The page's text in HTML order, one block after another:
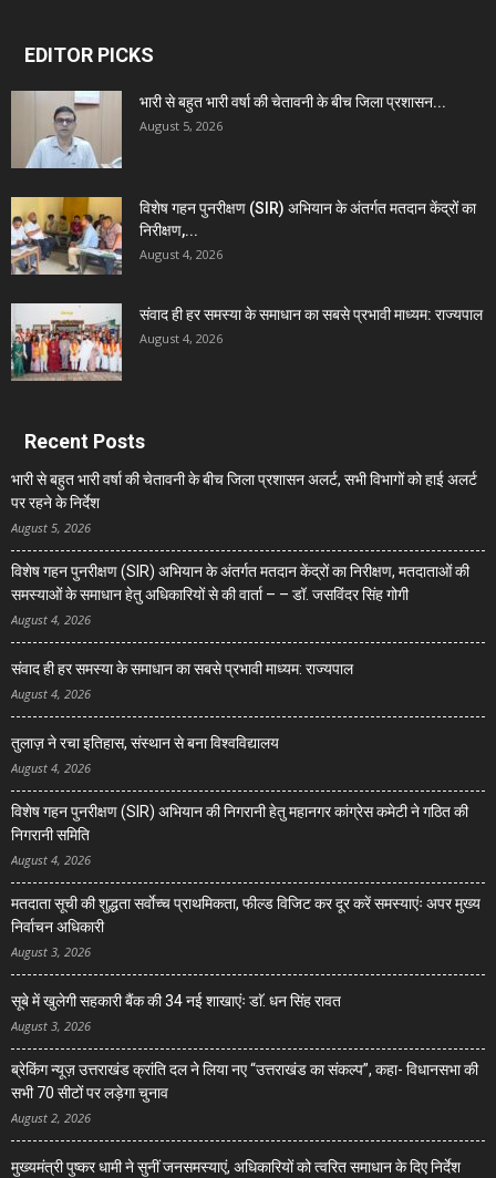
EDITOR PICKS
भारी से बहुत भारी वर्षा की चेतावनी के बीच जिला प्रशासन...
August 5, 2026
विशेष गहन पुनरीक्षण (SIR) अभियान के अंतर्गत मतदान केंद्रों का
निरीक्षण,...
August 4, 2026
संवाद ही हर समस्या के समाधान का सबसे प्रभावी माध्यम: राज्यपाल
August 4, 2026
Recent Posts
भारी से बहुत भारी वर्षा की चेतावनी के बीच जिला प्रशासन अलर्ट, सभी विभागों को हाई अलर्ट
पर रहने के निर्देश
August 5, 2026
विशेष गहन पुनरीक्षण (SIR) अभियान के अंतर्गत मतदान केंद्रों का निरीक्षण, मतदाताओं की
समस्याओं के समाधान हेतु अधिकारियों से की वार्ता – – डॉ. जसविंदर सिंह गोगी
August 4, 2026
संवाद ही हर समस्या के समाधान का सबसे प्रभावी माध्यम: राज्यपाल
August 4, 2026
तुलाज़ ने रचा इतिहास, संस्थान से बना विश्वविद्यालय
August 4, 2026
विशेष गहन पुनरीक्षण (SIR) अभियान की निगरानी हेतु महानगर कांग्रेस कमेटी ने गठित की
निगरानी समिति
August 4, 2026
मतदाता सूची की शुद्धता सर्वाेच्च प्राथमिकता, फील्ड विजिट कर दूर करें समस्याएंः अपर मुख्य
निर्वाचन अधिकारी
August 3, 2026
सूबे में खुलेगी सहकारी बैंक की 34 नई शाखाएंः डाॅ. धन सिंह रावत
August 3, 2026
ब्रेकिंग न्यूज़ उत्तराखंड क्रांति दल ने लिया नए “उत्तराखंड का संकल्प”, कहा- विधानसभा की
सभी 70 सीटों पर लड़ेगा चुनाव
August 2, 2026
मुख्यमंत्री पुष्कर धामी ने सुनीं जनसमस्याएं, अधिकारियों को त्वरित समाधान के दिए निर्देश